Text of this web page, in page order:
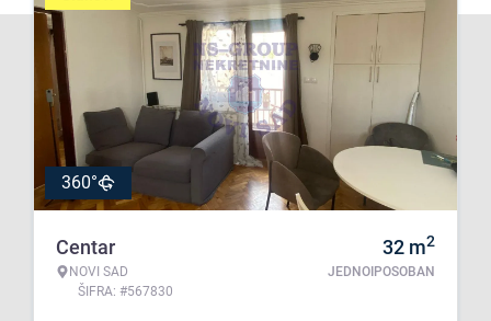
360°
Centar
NOVI SAD
ŠIFRA: #567830
32 m2
JEDNOIPOSOBAN